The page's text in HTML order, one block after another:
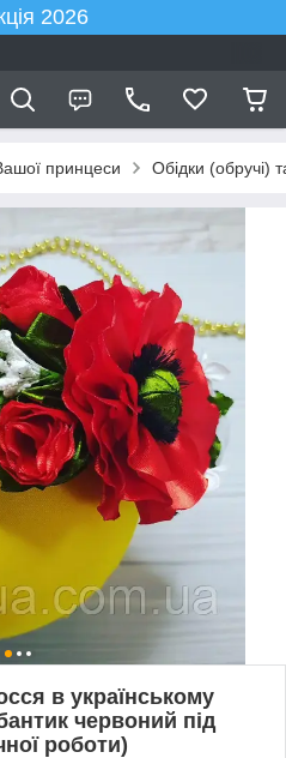
2026
принцеси Обідки (обручі)
в українському
червоний під
роботи)